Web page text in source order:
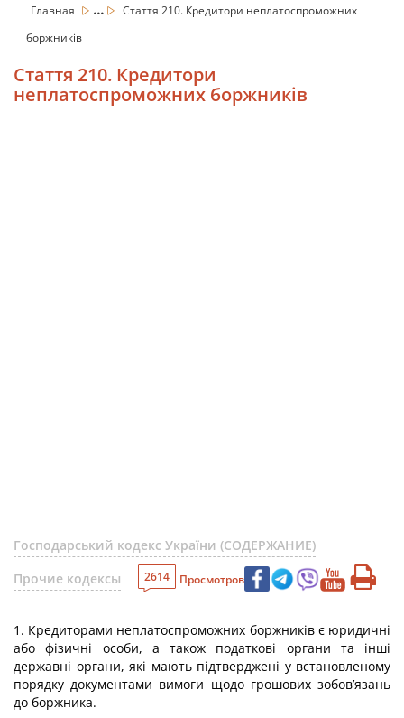
Главная ...
Стаття 210. Кредитори неплатоспроможних
боржників
Стаття 210. Кредитори
неплатоспроможних боржників
Господарський кодекс України (СОДЕРЖАНИЕ)
Прочие кодексы
2614 Просмотров
1. Кредиторами неплатоспроможних боржників є юридичні
або фізичні особи, а також податкові органи та інші
державні органи, які мають підтверджені у встановленому
порядку документами вимоги щодо грошових зобов’язань
до боржника.